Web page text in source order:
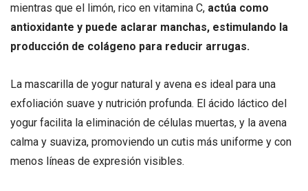
mientras que el limón, rico en vitamina C, actúa como
antioxidante y puede aclarar manchas, estimulando la
producción de colágeno para reducir arrugas.
La mascarilla de yogur natural y avena es ideal para una
exfoliación suave y nutrición profunda. El ácido láctico del
yogur facilita la eliminación de células muertas, y la avena
calma y suaviza, promoviendo un cutis más uniforme y con
menos líneas de expresión visibles.